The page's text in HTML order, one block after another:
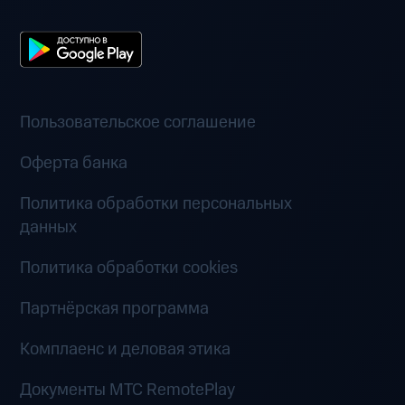
Пользовательское соглашение
Оферта банка
Политика обработки персональных
данных
Политика обработки cookies
Партнёрская программа
Комплаенс и деловая этика
Документы MTC RemotePlay